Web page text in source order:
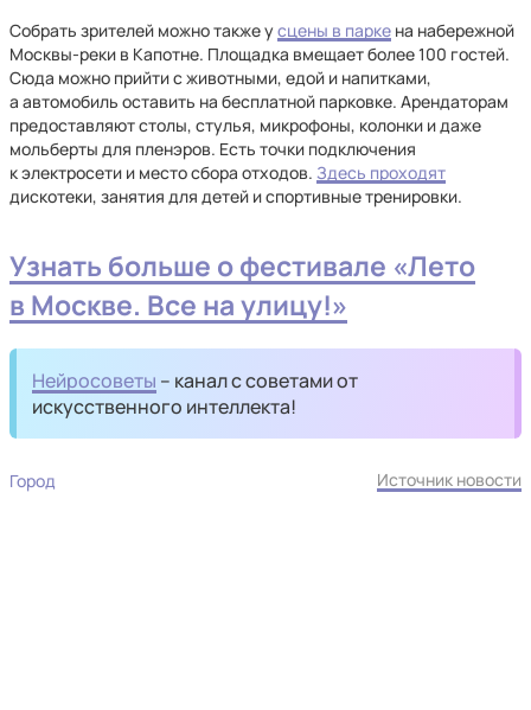
Собрать зрителей можно также усцены в парке на набережной
Москвы-реки в Капотне. Площадка вмещает более 100 гостей.
Сюда можно прийти с животными, едой и напитками,
а автомобиль оставить на бесплатной парковке. Арендаторам
предоставляют столы, стулья, микрофоны, колонки и даже
мольберты для пленэров. Есть точки подключения
к электросети и место сбора отходов. Здесь проходят
дискотеки, занятия для детей и спортивные тренировки.
Узнать больше о фестивале «Лето
в Москве. Все на улицу!»
Нейросоветы – канал с советами от
искусственного интеллекта!
Город Источник новости